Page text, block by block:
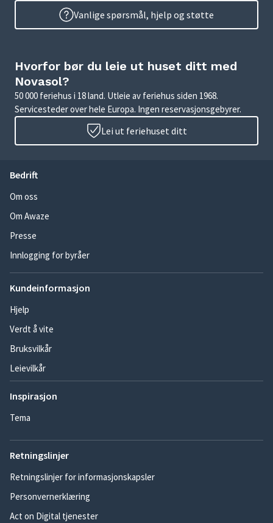
Vanlige spørsmål, hjelp og støtte
Hvorfor bør du leie ut huset ditt med
Novasol?
50 000 feriehus i 18 land. Utleie av feriehus siden 1968.
Servicesteder over hele Europa. Ingen reservasjonsgebyrer.
Lei ut feriehuset ditt
Bedrift
Om oss
Om Awaze
Presse
Innlogging for byråer
Kundeinformasjon
Hjelp
Verdt å vite
Bruksvilkår
Leievilkår
Inspirasjon
Tema
Retningslinjer
Retningslinjer for informasjonskapsler
Personvernerklæring
Act on Digital tjenester